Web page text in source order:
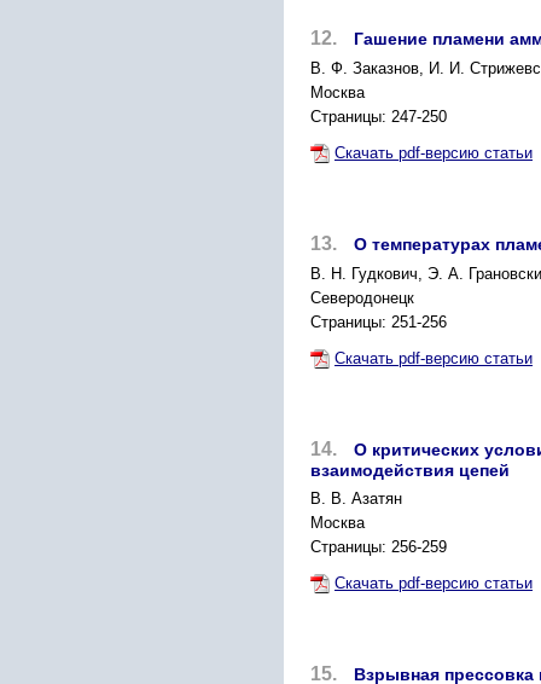
12. Гашение пламени
В. Ф. Заказнов, И. И.
Москва
Страницы: 247-250
Скачать pdf-версию статьи
13. О температурах
В. Н. Гудкович, Э. А.
Северодонецк
Страницы: 251-256
Скачать pdf-версию статьи
14.
О критических
взаимодействия цепей
В. В. Азатян
Москва
Страницы: 256-259
Скачать pdf-версию статьи
15. Взрывная